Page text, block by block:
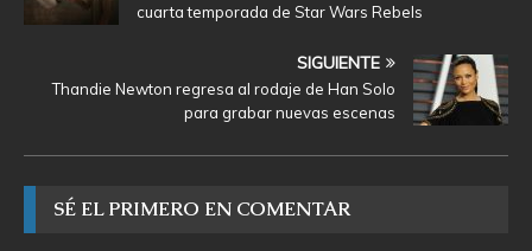
cuarta temporada de Star Wars Rebels
SIGUIENTE
Thandie Newton regresa al rodaje de Han Solo
para grabar nuevas escenas
SÉ EL PRIMERO EN COMENTAR